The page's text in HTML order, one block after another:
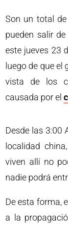
Son un total de
pueden salir
este jueves 23
luego de que
vista de los
causada por el
Desde las 3:00
localidad
viven allí no
nadie podrá
De esta forma,
a la